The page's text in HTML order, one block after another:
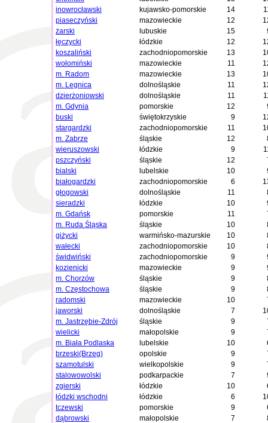
inowrocławski
kujawsko-pomorskie 14
piaseczyński
mazowieckie 12
żarski
lubuskie 15
łęczycki
łódzkie 12
koszaliński
zachodniopomorskie 13
wołomiński
mazowieckie 11
m. Radom
mazowieckie 13
m. Legnica
dolnośląskie 11
dzierżoniowski
dolnośląskie 11
m. Gdynia
pomorskie 12
buski
świętokrzyskie 9
stargardzki
zachodniopomorskie 11
m. Zabrze
śląskie 12
wieruszowski
łódzkie 9
pszczyński
śląskie 12
bialski
lubelskie 10
białogardzki
zachodniopomorskie 6
głogowski
dolnośląskie 11
sieradzki
łódzkie 10
m. Gdańsk
pomorskie 11
m. Ruda Śląska
śląskie 10
giżycki
warmińsko-mazurskie 10
wałecki
zachodniopomorskie 10
świdwiński
zachodniopomorskie 9
kozienicki
mazowieckie 9
m. Chorzów
śląskie 9
m. Częstochowa
śląskie 9
radomski
mazowieckie 10
jaworski
dolnośląskie 7
m. Jastrzębie-Zdrój
śląskie 9
wielicki
małopolskie 9
m. Biała Podlaska
lubelskie 10
brzeski(Brzeg)
opolskie 9
szamotulski
wielkopolskie 9
stalowowolski
podkarpackie 7
zgierski
łódzkie 10
łódzki wschodni
łódzkie 6
tczewski
pomorskie 9
dąbrowski
małopolskie 7